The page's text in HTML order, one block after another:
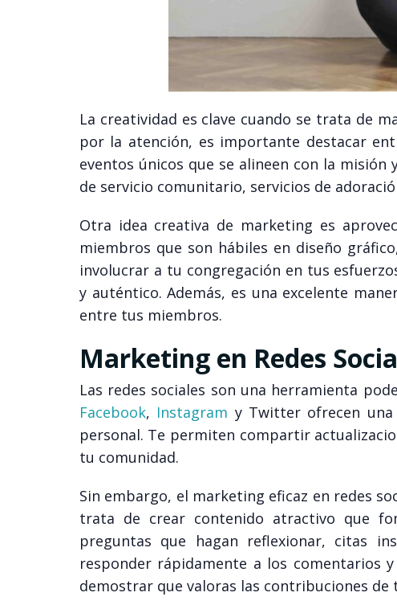
La creatividad es clave cuando se trata de
por la atención, es importante destacar
eventos únicos que se alineen con la
de servicio comunitario, servicios de
Otra idea creativa de marketing es
miembros que son hábiles en diseño
involucrar a tu congregación en tus
y auténtico. Además, es una excelente
entre tus miembros.
Marketing en Redes
Las redes sociales son una herramienta
Facebook, Instagram y Twitter ofrecen
personal. Te permiten compartir
tu comunidad.
Sin embargo, el marketing eficaz en redes
trata de crear contenido atractivo que
preguntas que hagan reflexionar, citas
responder rápidamente a los comentarios
demostrar que valoras las contribuciones de